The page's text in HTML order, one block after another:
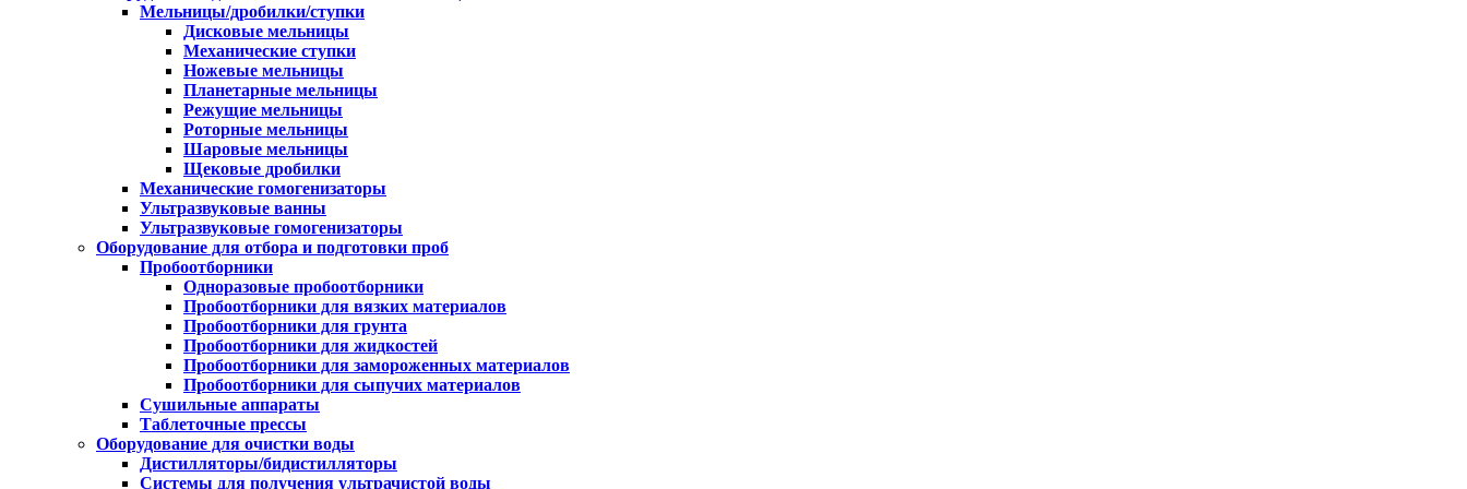
Мельницы/дробилки/ступки
Дисковые мельницы
Механические ступки
Ножевые мельницы
Планетарные мельницы
Режущие мельницы
Роторные мельницы
Шаровые мельницы
Щековые дробилки
Механические гомогенизаторы
Ультразвуковые ванны
Ультразвуковые гомогенизаторы
Оборудование для отбора и подготовки проб
Пробоотборники
Одноразовые пробоотборники
Пробоотборники для вязких материалов
Пробоотборники для грунта
Пробоотборники для жидкостей
Пробоотборники для замороженных материалов
Пробоотборники для сыпучих материалов
Сушильные аппараты
Таблеточные прессы
Оборудование для очистки воды
Дистилляторы/бидистилляторы
Системы для получения ультрачистой воды